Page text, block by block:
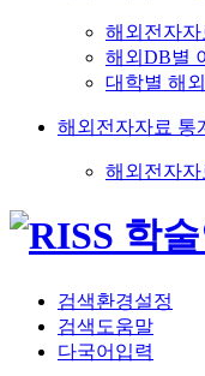
해외전자자
해외DB별
대학별 해
해외전자자료 통
해외전자자
검색환경설정
검색도움말
다국어입력